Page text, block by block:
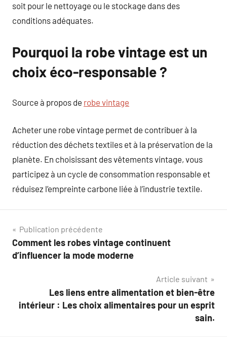
soit pour le nettoyage ou le stockage dans des
conditions adéquates.
Pourquoi la robe vintage est un
choix éco-responsable ?
Source à propos de robe vintage
Acheter une robe vintage permet de contribuer à la
réduction des déchets textiles et à la préservation de la
planète. En choisissant des vêtements vintage, vous
participez à un cycle de consommation responsable et
réduisez l’empreinte carbone liée à l’industrie textile.
Navigation
de
Publication précédente
Comment les robes vintage continuent
d’influencer la mode moderne
Article suivant
Les liens entre alimentation et bien-être
intérieur : Les choix alimentaires pour un esprit
sain.